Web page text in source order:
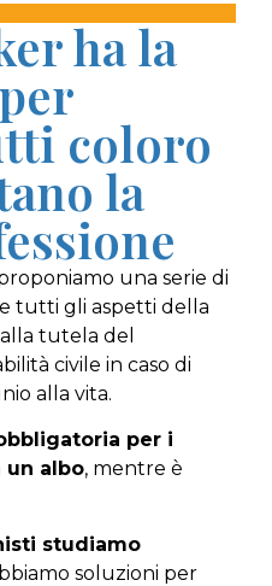
ha la
coloro
la
una serie di
tutti gli aspetti della
tutela del
civile in caso di
alla vita.
per i
un albo, mentre è
studiamo
soluzioni per